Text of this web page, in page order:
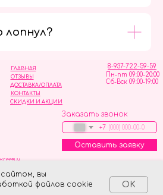
вы
файлов cookie
OK
ОТЗЫВЫ
ГЛАВНАЯ
ДОСТАВКА/ОПЛАТА
СКИДКИ И АКЦИИ
КОНТАКТЫ
8-937-722-59-59
Пн-пт 09:00-20:00
Сб-Вск 09:00-19:00
Заказать звонок
+7
Оставить заявку
on Tilda